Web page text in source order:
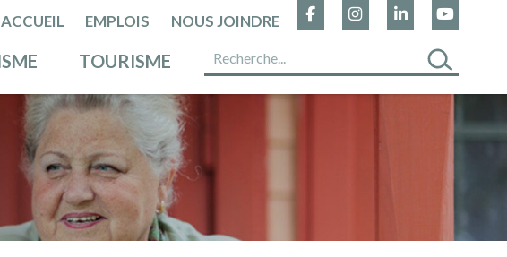
ACCUEIL EMPLOIS NOUS JOINDRE
TOURISME